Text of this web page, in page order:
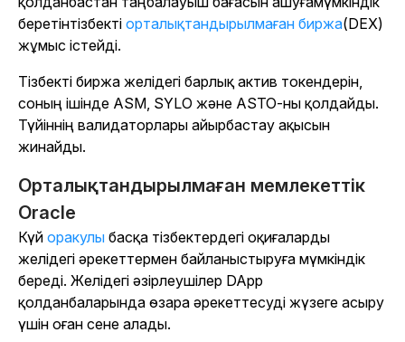
беретінтізбекті орталықтандырылмаған биржа(DEX)
жұмыс істейді.
Тізбекті биржа желідегі барлық актив токендерін,
соның ішінде ASM, SYLO және ASTO-ны қолдайды.
Түйіннің валидаторлары айырбастау ақысын
жинайды.
Орталықтандырылмаған мемлекеттік
Oracle
Күй оракулы басқа тізбектердегі оқиғаларды
желідегі әрекеттермен байланыстыруға мүмкіндік
береді. Желідегі әзірлеушілер DApp
қолданбаларында өзара әрекеттесуді жүзеге асыру
үшін оған сене алады.